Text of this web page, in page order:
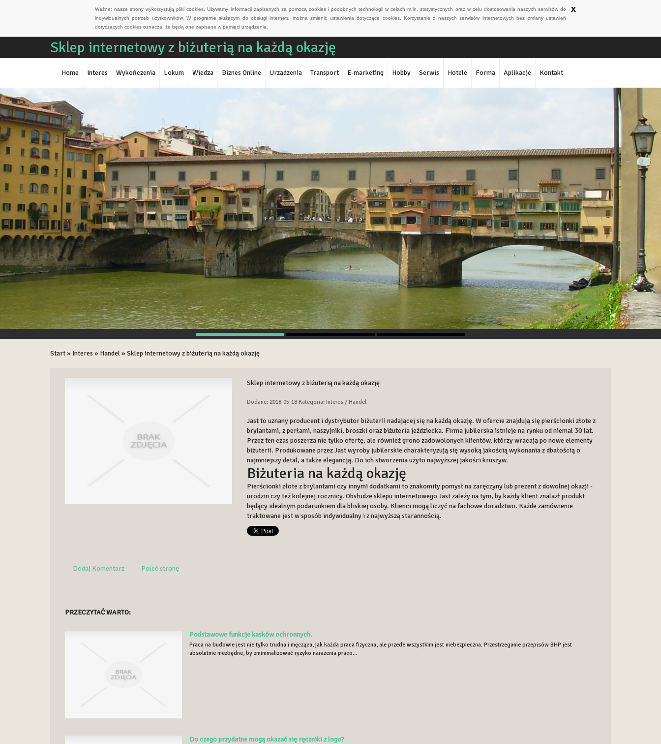
Ważne: nasze strony wykorzystują pliki cookies. Używamy informacji zapisanych za pomocą cookies i podobnych technologii w celach m.in. statystycznych oraz w celu dostosowania naszych serwisów do
indywidualnych potrzeb użytkowników. W programie służącym do obsługi internetu można zmienić ustawienia dotyczące cookies. Korzystanie z naszych serwisów internetowych bez zmiany ustawień
dotyczących cookies oznacza, że będą one zapisane w pamięci urządzenia.
x
Sklep internetowy z biżuterią na każdą okazję
Home Interes Wykończenia Lokum Wiedza Biznes Online Urządzenia Transport E-marketing Hobby Serwis Hotele Forma Aplikacje Kontakt
Start» Interes » Handel»Sklep internetowy z biżuterią na każdą okazję
Sklep internetowy z biżuterią na każdą okazję
Dodane: 2018-05-18 Kategoria: Interes / Handel
Jast to uznany producent i dystrybutor biżuterii nadającej się na każdą okazję. W ofercie znajdują się pierścionki złote z
brylantami, z perłami, naszyjniki, broszki oraz biżuteria jeździecka. Firma jubilerska istnieje na rynku od niemal 30 lat.
Przez ten czas poszerza nie tylko ofertę, ale również grono zadowolonych klientów, którzy wracają po nowe elementy
biżuterii. Produkowane przez Jast wyroby jubilerskie charakteryzują się wysoką jakością wykonania z dbałością o
najmniejszy detal, a także elegancją. Do ich stworzenia użyto najwyższej jakości kruszyw.
Biżuteria na każdą okazję
Pierścionki złote z brylantami czy innymi dodatkami to znakomity pomysł na zaręczyny lub prezent z dowolnej okazji -
urodzin czy też kolejnej rocznicy. Obsłudze sklepu internetowego Jast zależy na tym, by każdy klient znalazł produkt
będący idealnym podarunkiem dla bliskiej osoby. Klienci mogą liczyć na fachowe doradztwo. Każde zamówienie
traktowane jest w sposób indywidualny i z najwyższą starannością.
Dodaj Komentarz Poleć stronę
PRZECZYTAĆ WARTO:
Podstawowe funkcje kasków ochronnych.
Praca na budowie jest nie tylko trudna i męcząca, jak każda praca fizyczna, ale przede wszystkim jest niebezpieczna. Przestrzeganie przepisów BHP jest
absolutnie niezbędne, by zminimalizować ryzyko narażenia praco...
Do czego przydatne mogą okazać się ręczniki z logo?